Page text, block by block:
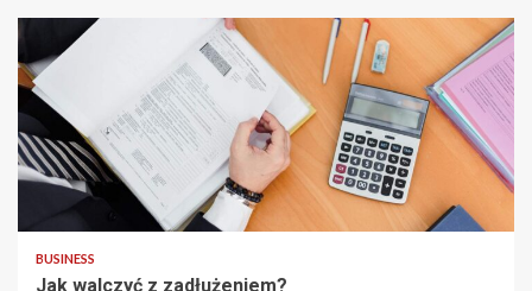
2 min read
BUSINESS
Jak walczyć z zadłużeniem?